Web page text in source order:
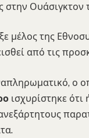
στην Ουάσιγκτον
μέλος της
από τις
ο
ισχυρίστηκε ότι